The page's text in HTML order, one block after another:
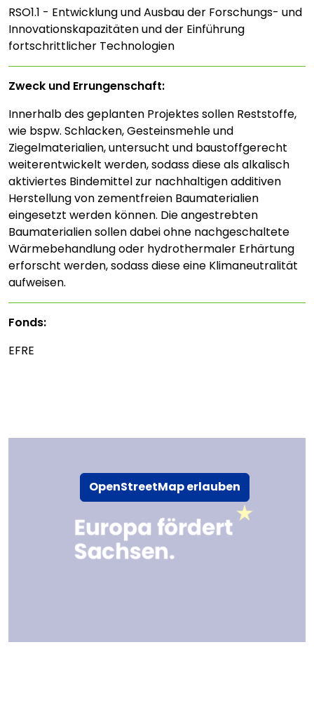
OpenStreetMap erlauben
RSO1.1 - Entwicklung und Ausbau der Forschungs- und
Innovationskapazitäten und der Einführung
fortschrittlicher Technologien
Zweck und Errungenschaft:
Innerhalb des geplanten Projektes sollen Reststoffe,
wie bspw. Schlacken, Gesteinsmehle und
Ziegelmaterialien, untersucht und baustoffgerecht
weiterentwickelt werden, sodass diese als alkalisch
aktiviertes Bindemittel zur nachhaltigen additiven
Herstellung von zementfreien Baumaterialien
eingesetzt werden können. Die angestrebten
Baumaterialien sollen dabei ohne nachgeschaltete
Wärmebehandlung oder hydrothermaler Erhärtung
erforscht werden, sodass diese eine Klimaneutralität
aufweisen.
Fonds:
EFRE